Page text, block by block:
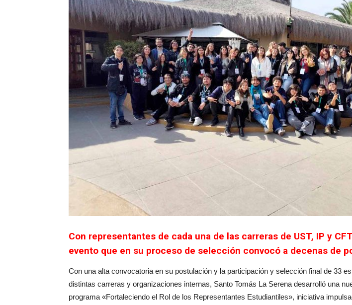
Con representantes de cada una de las carreras de UST, IP y
evento que en su proceso de selección convocó a decenas de
Con una alta convocatoria en su postulación y la participación y selección final de 33
distintas carreras y organizaciones internas, Santo Tomás La Serena desarrolló una
programa «Fortaleciendo el Rol de los Representantes Estudiantiles», iniciativa